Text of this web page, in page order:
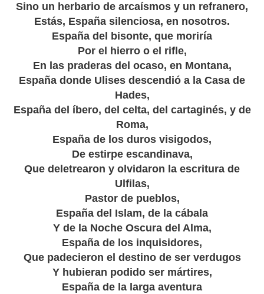
Sino un herbario de arcaísmos y un refranero,
Estás, España silenciosa, en nosotros.
España del bisonte, que moriría
Por el hierro o el rifle,
En las praderas del ocaso, en Montana,
España donde Ulises descendió a la Casa de
Hades,
España del íbero, del celta, del cartaginés, y de
Roma,
España de los duros visigodos,
De estirpe escandinava,
Que deletrearon y olvidaron la escritura de
Ulfilas,
Pastor de pueblos,
España del Islam, de la cábala
Y de la Noche Oscura del Alma,
España de los inquisidores,
Que padecieron el destino de ser verdugos
Y hubieran podido ser mártires,
España de la larga aventura